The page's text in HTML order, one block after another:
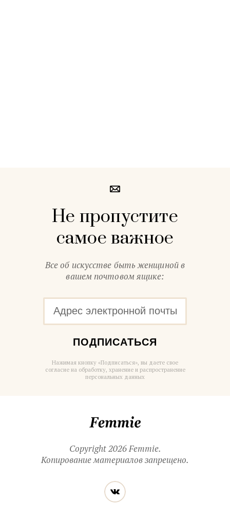
Не пропустите
самое важное
Все об искусстве быть женщиной в
вашем почтовом ящике:
ПОДПИСАТЬСЯ
Нажимая кнопку «Подписаться», вы даете свое
согласие на обработку, хранение и распространение
персональных данных
Copyright 2026 Femmie.
Копирование материалов запрещено.
Читайте
нас
в социальных